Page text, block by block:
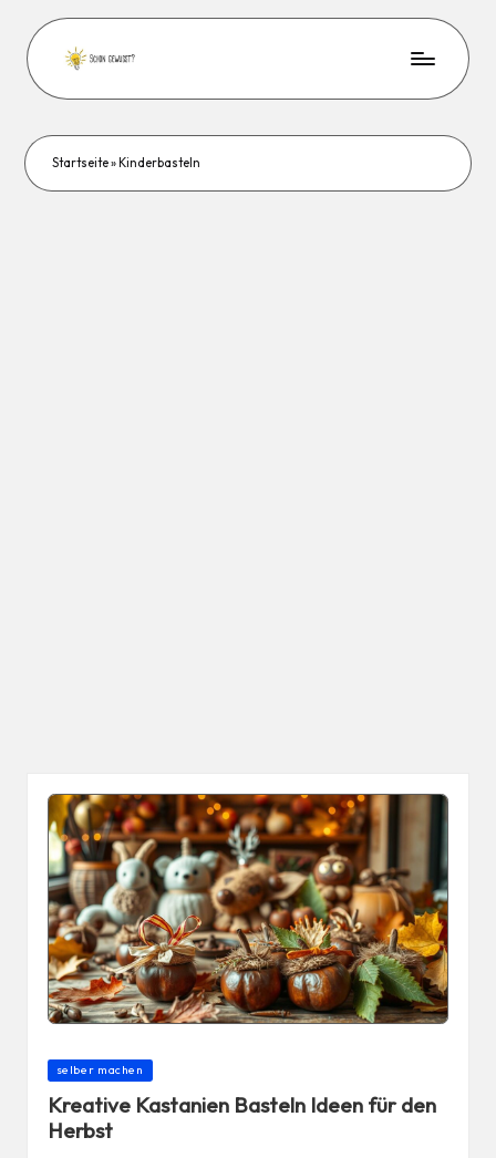
Startseite» Kinderbasteln
Posted
selber machen
Kreative Kastanien Basteln Ideen für den
Herbst